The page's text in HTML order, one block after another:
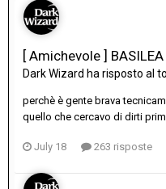
[ Amichevole ]
Dark Wizard ha risposto al
perchè è gente brava
quello che cercavo di dirti
July 18 263 risposte